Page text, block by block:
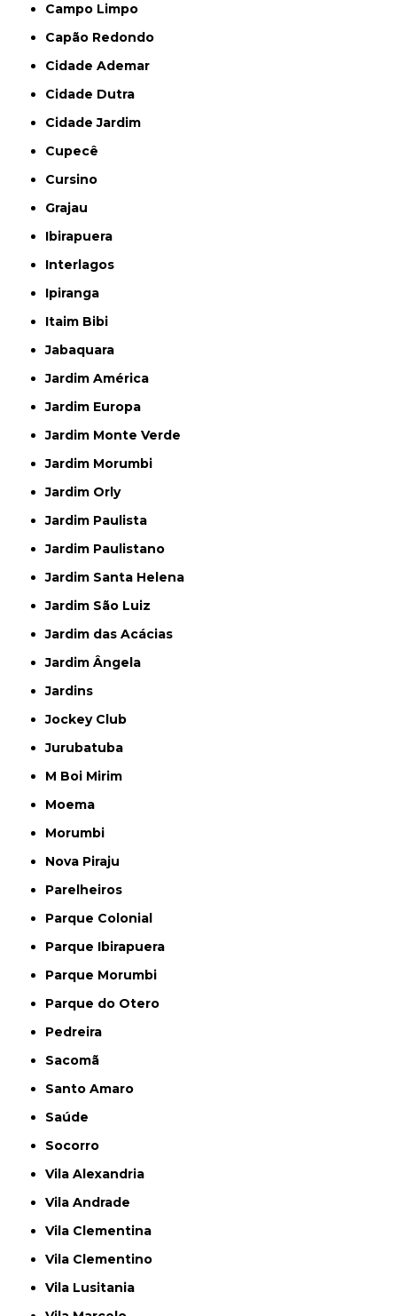
Campo Limpo
Capão Redondo
Cidade Ademar
Cidade Dutra
Cidade Jardim
Cupecê
Cursino
Grajau
Ibirapuera
Interlagos
Ipiranga
Itaim Bibi
Jabaquara
Jardim América
Jardim Europa
Jardim Monte Verde
Jardim Morumbi
Jardim Orly
Jardim Paulista
Jardim Paulistano
Jardim Santa Helena
Jardim São Luiz
Jardim das Acácias
Jardim Ângela
Jardins
Jockey Club
Jurubatuba
M Boi Mirim
Moema
Morumbi
Nova Piraju
Parelheiros
Parque Colonial
Parque Ibirapuera
Parque Morumbi
Parque do Otero
Pedreira
Sacomã
Santo Amaro
Saúde
Socorro
Vila Alexandria
Vila Andrade
Vila Clementina
Vila Clementino
Vila Lusitania